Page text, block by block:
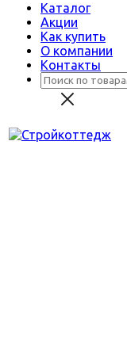
Каталог
Акции
Как купить
О компании
Контакты